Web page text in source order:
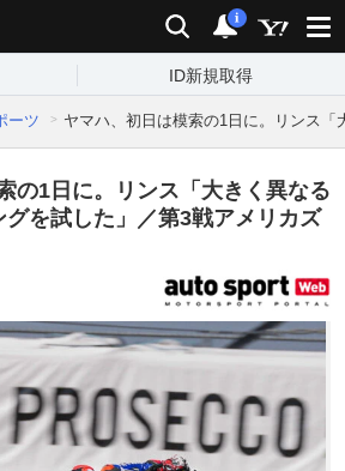
検索 通知
i
ID新規取得
ーツ ヤマハ、初日は模索の1日に。リンス
の1日に。リンス「大きく異なる
を試した」／第3戦アメリカズ